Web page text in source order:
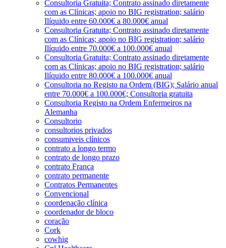
Consultoria Gratuita; Contrato assinado diretamente
com as Clínicas; apoio no BIG registration; salário
Ilíquido entre 60.000€ a 80.000€ anual
Consultoria Gratuita; Contrato assinado diretamente
com as Clínicas; apoio no BIG registration; salário
Ilíquido entre 70.000€ a 100.000€ anual
Consultoria Gratuita; Contrato assinado diretamente
com as Clínicas; apoio no BIG registration; salário
Ilíquido entre 80.000€ a 100.000€ anual
Consultoria no Registo na Ordem (BIG); Salário anual
entre 70.000€ a 100.000€; Consultoria gratuita
Consultoria Registo na Ordem Enfermeiros na
Alemanha
Consultorio
consultorios privados
consumiveis clínicos
contrato a longo termo
contrato de longo prazo
contrato França
contrato permanente
Contratos Permanentes
Convencional
coordenação clínica
coordenador de bloco
coração
Cork
cowhig